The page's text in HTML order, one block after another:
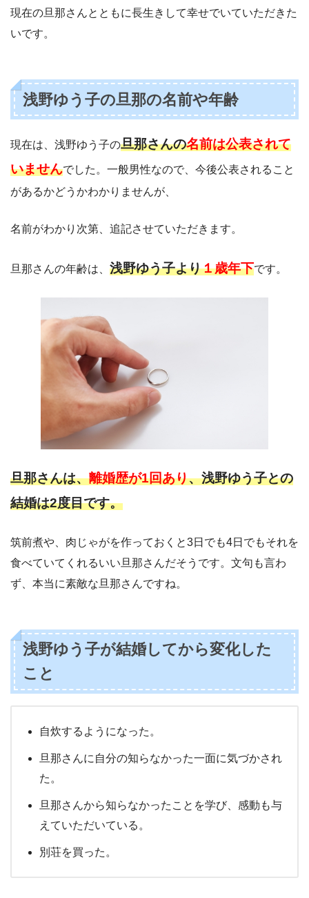
現在の旦那さんとともに長生きして幸せでいていただきた
いです。
浅野ゆう子の旦那の名前や年齢
現在は、浅野ゆう子の旦那さんの名前は公表されて
いませんでした。一般男性なので、今後公表されること
があるかどうかわかりませんが、
名前がわかり次第、追記させていただきます。
旦那さんの年齢は、 浅野ゆう子より１歳年下です。
旦那さんは、離婚歴が1回あり、浅野ゆう子との
結婚は2度目です。
筑前煮や、肉じゃがを作っておくと3日でも4日でもそれを
食べていてくれるいい旦那さんだそうです。文句も言わ
ず、本当に素敵な旦那さんですね。
浅野ゆう子が結婚してから変化した
こと
自炊するようになった。
旦那さんに自分の知らなかった一面に気づかされ
た。
旦那さんから知らなかったことを学び、感動も与
えていただいている。
別荘を買った。